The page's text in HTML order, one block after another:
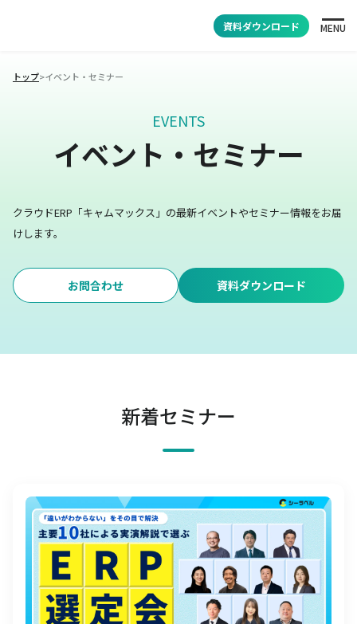
資料ダウンロード MENU
トップ>イベント・セミナー
EVENTS
イベント・セミナー
クラウドERP「キャムマックス」の最新イベントやセミナー情報をお届
けします。
お問合わせ 資料ダウンロード
新着セミナー